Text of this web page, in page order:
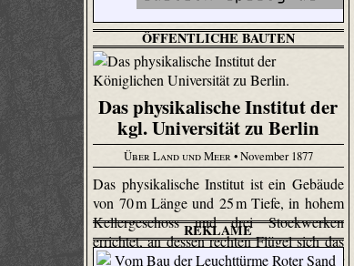
ÖFFENTLICHE BAUTEN
Das physikalische Institut der
kgl. Universität zu Berlin
Über Land und Meer• November 1877
Das physikalische Institut ist ein Gebäude
von 70 m Länge und 25 m Tiefe, in hohem
Kellergeschoss und drei Stockwerken
errichtet, an dessen rechten Flügel sich das
Wohngebäude des Direktors Professor
REKLAME